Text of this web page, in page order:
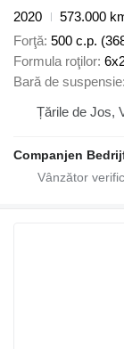
2020
573.000
Forţă 500 c.p.
Formula roţilor
Bară de suspensie
Țările de Jos,
Companjen